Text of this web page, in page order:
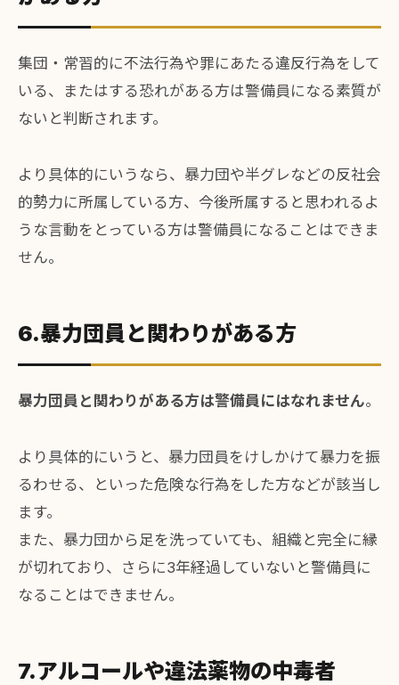
集団・常習的に不法行為や罪にあたる違反行為をして
いる、またはする恐れがある方は警備員になる素質が
ないと判断されます。
より具体的にいうなら、暴力団や半グレなどの反社会
的勢力に所属している方、今後所属すると思われるよ
うな言動をとっている方は警備員になることはできま
せん。
6.暴力団員と関わりがある方
暴力団員と関わりがある方は警備員にはなれません。
より具体的にいうと、暴力団員をけしかけて暴力を振
るわせる、といった危険な行為をした方などが該当し
ます。
また、暴力団から足を洗っていても、組織と完全に縁
が切れており、さらに3年経過していないと警備員に
なることはできません。
7.アルコールや違法薬物の中毒者